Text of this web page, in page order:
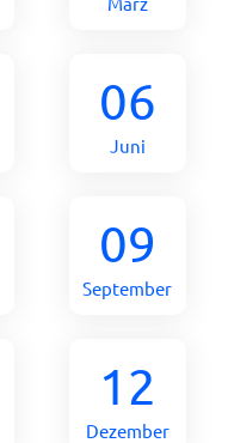
06
Juni
09
September
12
Dezember